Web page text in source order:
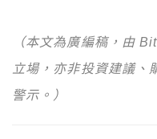
（本文為廣編稿，由
立場，亦非投資建議、
警示。）